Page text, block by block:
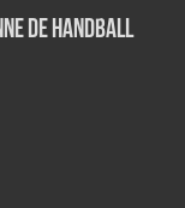
de Handball